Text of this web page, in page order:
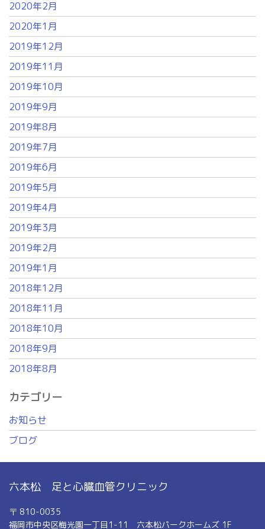
2020年2月
2020年1月
2019年12月
2019年11月
2019年10月
2019年9月
2019年8月
2019年7月
2019年6月
2019年5月
2019年4月
2019年3月
2019年2月
2019年1月
2018年12月
2018年11月
2018年10月
2018年9月
2018年8月
カテゴリー
お知らせ
ブログ
六本松 足と心臓血管クリニック
〒 810-0035
福岡市中央区梅光園一丁目1-11 六本松パークホームズ 1F